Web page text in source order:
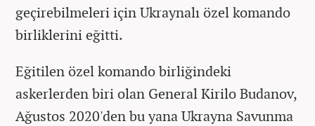
geçirebilmeleri için Ukraynalı özel komando
birliklerini eğitti.
Eğitilen özel komando birliğindeki
askerlerden biri olan General Kirilo Budanov,
Ağustos 2020'den bu yana Ukrayna Savunma